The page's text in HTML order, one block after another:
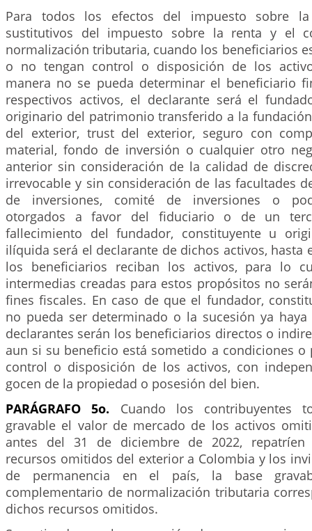
Para todos los efectos del impuesto sobre la
sustitutivos del impuesto sobre la renta y el
normalización tributaria, cuando los beneficiarios
o no tengan control o disposición de los
manera no se pueda determinar el beneficiario
respectivos activos, el declarante será el
originario del patrimonio transferido a la
del exterior, trust del exterior, seguro con
material, fondo de inversión o cualquier otro
anterior sin consideración de la calidad de
irrevocable y sin consideración de las facultades
de inversiones, comité de inversiones o
otorgados a favor del fiduciario o de un
fallecimiento del fundador, constituyente u
ilíquida será el declarante de dichos activos, hasta
los beneficiarios reciban los activos, para lo
intermedias creadas para estos propósitos no
fines fiscales. En caso de que el fundador,
no pueda ser determinado o la sucesión ya
declarantes serán los beneficiarios directos o
aun si su beneficio está sometido a condiciones o
control o disposición de los activos, con
gocen de la propiedad o posesión del bien.
PARÁGRAFO 5o. Cuando los contribuyentes
gravable el valor de mercado de los activos
antes del 31 de diciembre de 2022, repatríen
recursos omitidos del exterior a Colombia y los
de permanencia en el país, la base
complementario de normalización tributaria
dichos recursos omitidos.